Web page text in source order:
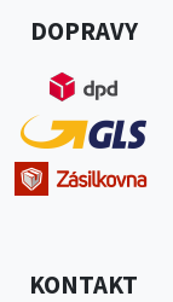
DOPRAVY
KONTAKT